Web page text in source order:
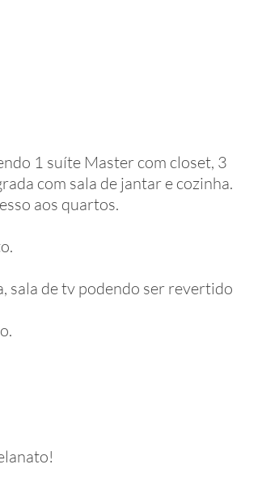
1 suíte Master com closet, 3
com sala de jantar e cozinha.
aos quartos.
sala de tv podendo ser revertido